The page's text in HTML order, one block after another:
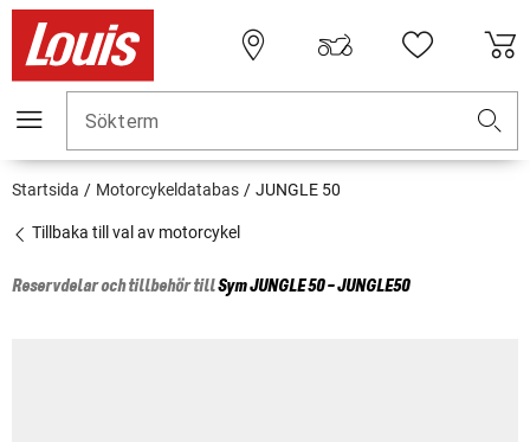
Sökterm
Startsida Motorcykeldatabas JUNGLE 50
Tillbaka till val av motorcykel
Reservdelar och tillbehör tillSymJUNGLE 50 - JUNGLE50